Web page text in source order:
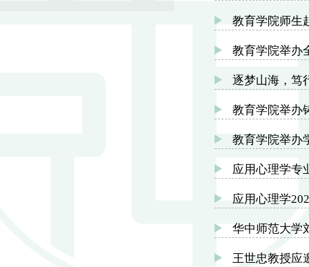
教育学院师生
教育学院举办
逐梦山海，笃
教育学院举办
教育学院举办
应用心理学专
应用心理学
华中师范大学
王世忠教授应